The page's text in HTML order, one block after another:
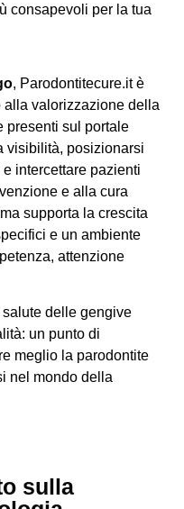
consapevoli per la tua
, Parodontitecure.it è
valorizzazione della
presenti sul portale
visibilità, posizionarsi
intercettare pazienti
e alla cura
supporta la crescita
e un ambiente
attenzione
delle gengive
un punto di
meglio la parodontite
nel mondo della
sulla